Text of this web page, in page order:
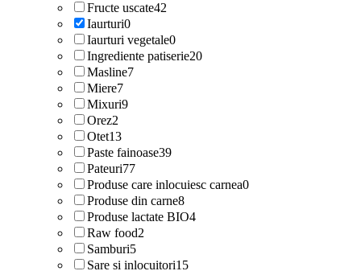
Fructe uscate42
Iaurturi0
Iaurturi vegetale0
Ingrediente patiserie20
Masline7
Miere7
Mixuri9
Orez2
Otet13
Paste fainoase39
Pateuri77
Produse care inlocuiesc carnea0
Produse din carne8
Produse lactate BIO4
Raw food2
Samburi5
Sare si inlocuitori15